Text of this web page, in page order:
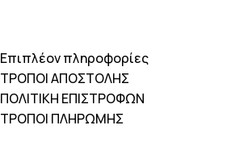
Επιπλέον πληροφορίες
ΤΡΟΠΟΙ ΑΠΟΣΤΟΛΗΣ
ΠΟΛΙΤΙΚΗ ΕΠΙΣΤΡΟΦΩΝ
ΤΡΟΠΟΙ ΠΛΗΡΩΜΗΣ